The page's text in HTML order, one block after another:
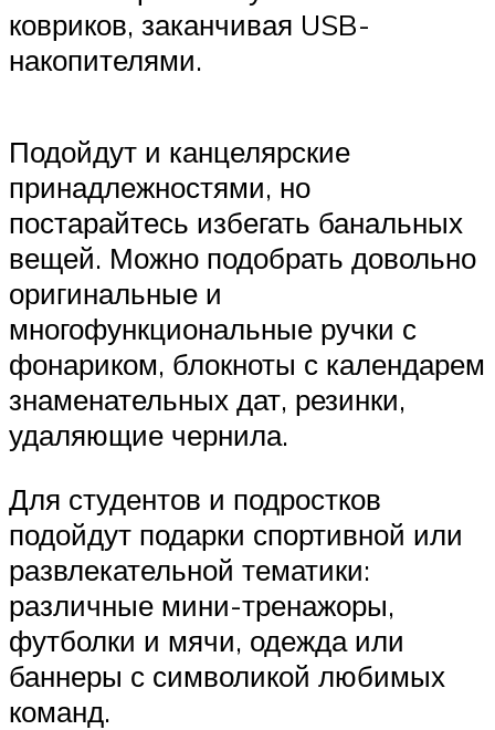
ковриков, заканчивая USB-
накопителями.
Подойдут и канцелярские
принадлежностями, но
постарайтесь избегать банальных
вещей. Можно подобрать довольно
оригинальные и
многофункциональные ручки с
фонариком, блокноты с календарем
знаменательных дат, резинки,
удаляющие чернила.
Для студентов и подростков
подойдут подарки спортивной или
развлекательной тематики:
различные мини-тренажоры,
футболки и мячи, одежда или
баннеры с символикой любимых
команд.